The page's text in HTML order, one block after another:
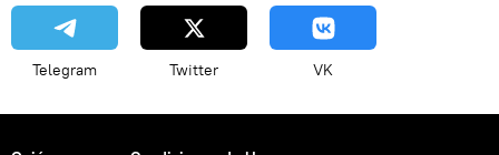
Telegram Twitter VK